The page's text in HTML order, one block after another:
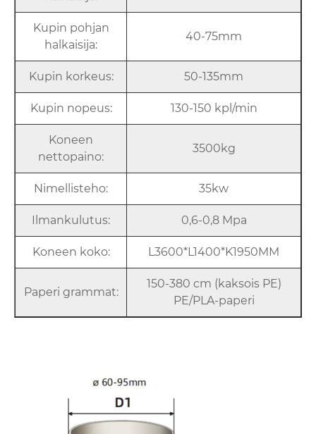
Kupin pohjan
halkaisija:
40-75mm
Kupin korkeus: 50-135mm
Kupin nopeus: 130-150 kpl/min
Koneen
nettopaino:
3500kg
Nimellisteho: 35kw
Ilmankulutus: 0,6-0,8 Mpa
Koneen koko: L3600*L1400*K1950MM
Paperi grammat:
150-380 cm (kaksois PE)
PE/PLA-paperi